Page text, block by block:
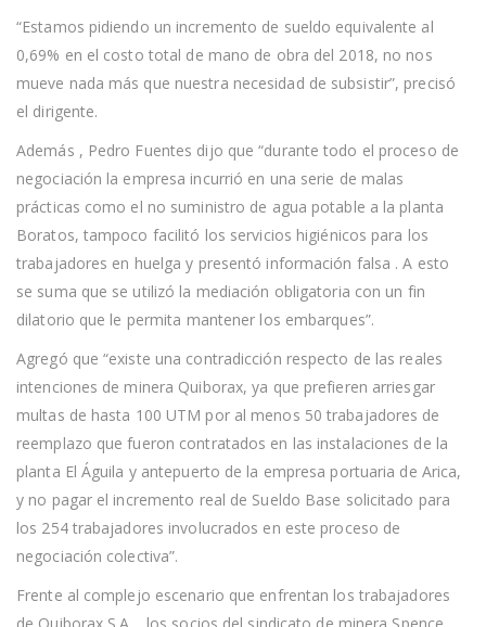
“Estamos pidiendo un incremento de sueldo equivalente al
0,69% en el costo total de mano de obra del 2018, no nos
mueve nada más que nuestra necesidad de subsistir”, precisó
el dirigente.
Además , Pedro Fuentes dijo que “durante todo el proceso de
negociación la empresa incurrió en una serie de malas
prácticas como el no suministro de agua potable a la planta
Boratos, tampoco facilitó los servicios higiénicos para los
trabajadores en huelga y presentó información falsa . A esto
se suma que se utilizó la mediación obligatoria con un fin
dilatorio que le permita mantener los embarques”.
Agregó que “existe una contradicción respecto de las reales
intenciones de minera Quiborax, ya que prefieren arriesgar
multas de hasta 100 UTM por al menos 50 trabajadores de
reemplazo que fueron contratados en las instalaciones de la
planta El Águila y antepuerto de la empresa portuaria de Arica,
y no pagar el incremento real de Sueldo Base solicitado para
los 254 trabajadores involucrados en este proceso de
negociación colectiva”.
Frente al complejo escenario que enfrentan los trabajadores